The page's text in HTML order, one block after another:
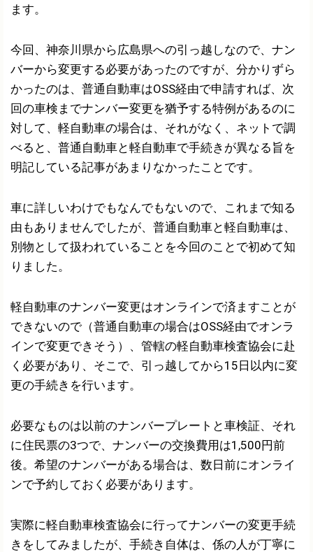
ます。
今回、神奈川県から広島県への引っ越しなので、ナン
バーから変更する必要があったのですが、分かりずら
かったのは、普通自動車はOSS経由で申請すれば、次
回の車検までナンバー変更を猶予する特例があるのに
対して、軽自動車の場合は、それがなく、ネットで調
べると、普通自動車と軽自動車で手続きが異なる旨を
明記している記事があまりなかったことです。
車に詳しいわけでもなんでもないので、これまで知る
由もありませんでしたが、普通自動車と軽自動車は、
別物として扱われていることを今回のことで初めて知
りました。
軽自動車のナンバー変更はオンラインで済ますことが
できないので（普通自動車の場合はOSS経由でオンラ
インで変更できそう）、管轄の軽自動車検査協会に赴
く必要があり、そこで、引っ越してから15日以内に変
更の手続きを行います。
必要なものは以前のナンバープレートと車検証、それ
に住民票の3つで、ナンバーの交換費用は1,500円前
後。希望のナンバーがある場合は、数日前にオンライ
ンで予約しておく必要があります。
実際に軽自動車検査協会に行ってナンバーの変更手続
きをしてみましたが、手続き自体は、係の人が丁寧に